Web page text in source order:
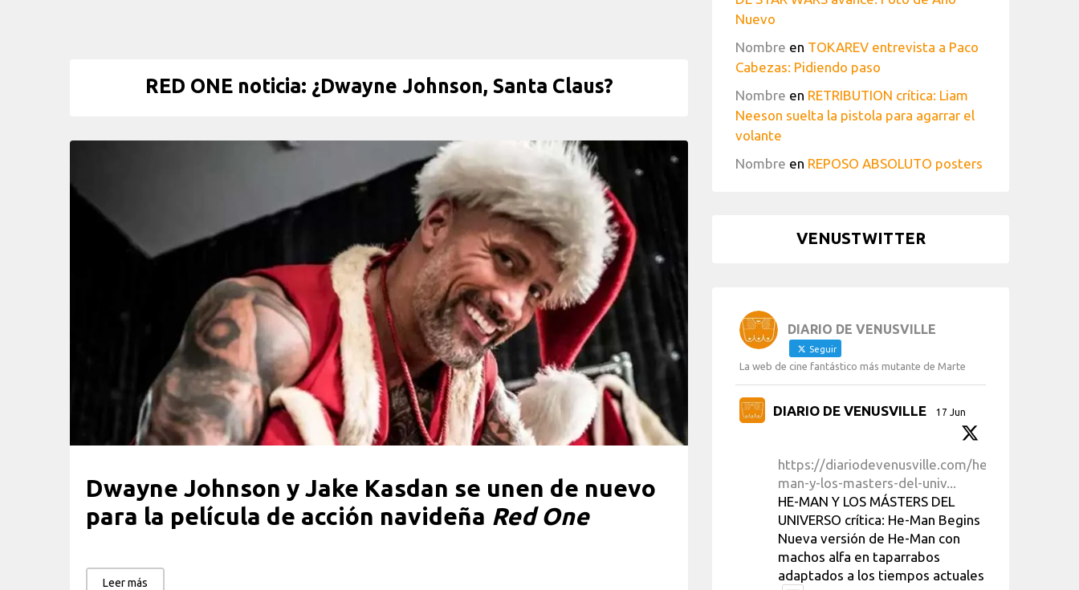
RED ONE noticia: ¿Dwayne Johnson, Santa Claus?
Dwayne Johnson y Jake Kasdan se unen de nuevo
para la película de acción navideña Red One
Leer más
Nuevo
Nombre en TOKAREV entrevista a Paco
Cabezas: Pidiendo paso
Nombre en RETRIBUTION crítica: Liam
Neeson suelta la pistola para agarrar el
volante
Nombre en REPOSO ABSOLUTO posters
VENUSTWITTER
DIARIO DE VENUSVILLE
Seguir
La web de cine fantástico más mutante de Marte
DIARIO DE VENUSVILLE 17 Jun
https://diariodevenusville.com/he-
man-y-los-masters-del-univ...
HE-MAN Y LOS MÁSTERS DEL
UNIVERSO crítica: He-Man Begins
Nueva versión de He-Man con
machos alfa en taparrabos
adaptados a los tiempos actuales